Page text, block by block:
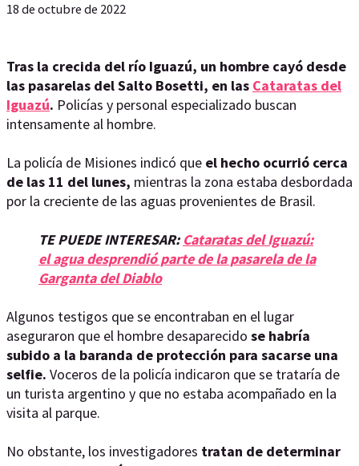
18 de octubre de 2022
Tras la crecida del río Iguazú, un hombre cayó desde
las pasarelas del Salto Bosetti, en las Cataratas del
Iguazú. Policías y personal especializado buscan
intensamente al hombre.
La policía de Misiones indicó que el hecho ocurrió cerca
de las 11 del lunes, mientras la zona estaba desbordada
por la creciente de las aguas provenientes de Brasil.
TE PUEDE INTERESAR:Cataratas del Iguazú:
el agua desprendió parte de la pasarela de la
Garganta del Diablo
Algunos testigos que se encontraban en el lugar
aseguraron que el hombre desaparecido se habría
subido a la baranda de protección para sacarse una
selfie. Voceros de la policía indicaron que se trataría de
un turista argentino y que no estaba acompañado en la
visita al parque.
No obstante, los investigadores tratan de determinar